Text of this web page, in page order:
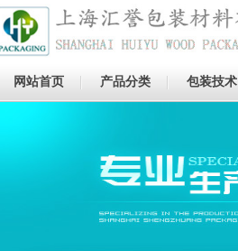
网站首页 产品分类 包装技术